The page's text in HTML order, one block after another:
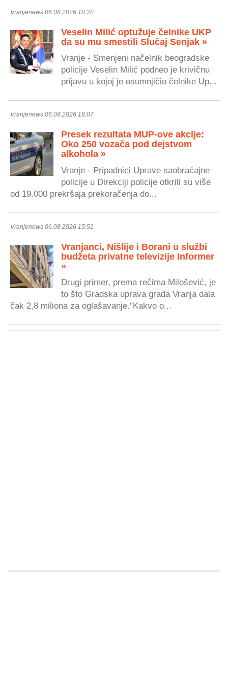
Vranjenews 06.08.2026 18:22
Veselin Milić optužuje čelnike UKP
da su mu smestili Slučaj Senjak »
Vranje - Smenjeni načelnik beogradske
policije Veselin Milić podneo je krivičnu
prijavu u kojoj je osumnjičio čelnike Up...
Vranjenews 06.08.2026 18:07
Presek rezultata MUP-ove akcije:
Oko 250 vozača pod dejstvom
alkohola »
Vranje - Pripadnici Uprave saobraćajne
policije u Direkciji policije otkrili su više
od 19.000 prekršaja prekoračenja do...
Vranjenews 06.08.2026 15:51
Vranjanci, Nišlije i Borani u službi
budžeta privatne televizije Informer
»
Drugi primer, prema rečima Milošević, je
to što Gradska uprava grada Vranja dala
čak 2,8 miliona za oglašavanje."Kakvo o...